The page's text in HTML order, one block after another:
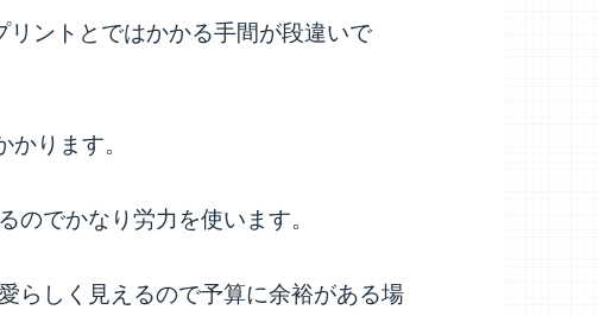
ントとではかかる手間が段違いで
ります。
のでかなり労力を使います。
らしく見えるので予算に余裕がある場